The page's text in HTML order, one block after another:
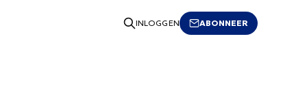
INLOGGEN ABONNEER